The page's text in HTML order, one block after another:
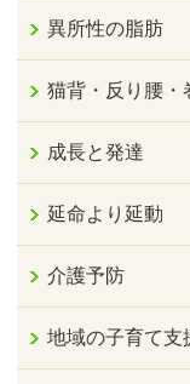
異所性の脂肪
猫背・反り腰・
成長と発達
延命より延動
介護予防
地域の子育て支